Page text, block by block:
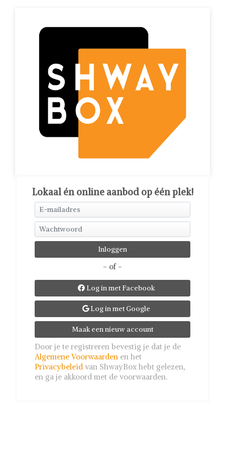
Lokaal én online aanbod op één plek!
- of -
Log in met Facebook
Log in met Google
Maak een nieuw account
Door je te registreren bevestig je dat je de
Algemene Voorwaarden en het
Privacybeleid van ShwayBox hebt gelezen,
en ga je akkoord met de voorwaarden.